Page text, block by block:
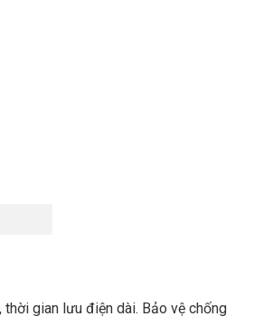
gian lưu điện dài. Bảo vệ chống